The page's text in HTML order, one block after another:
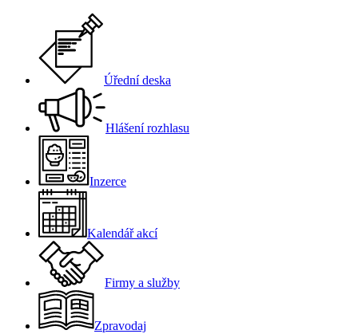
Úřední deska
Hlášení rozhlasu
Inzerce
Kalendář akcí
Firmy a služby
Zpravodaj